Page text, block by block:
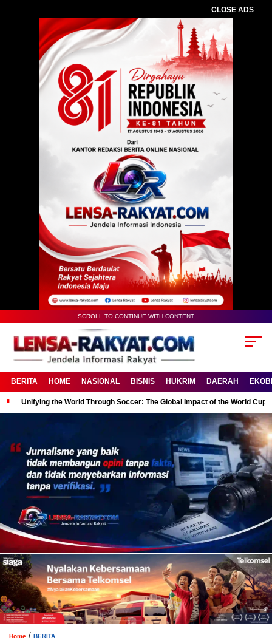
CLOSE ADS
SCROLL TO CONTINUE WITH CONTENT
BERITA HOME NASIONAL BISNIS HUKRIM DAERAH
Unifying the World Through Soccer: The Global Impact of the World Cup
Home / BERITA